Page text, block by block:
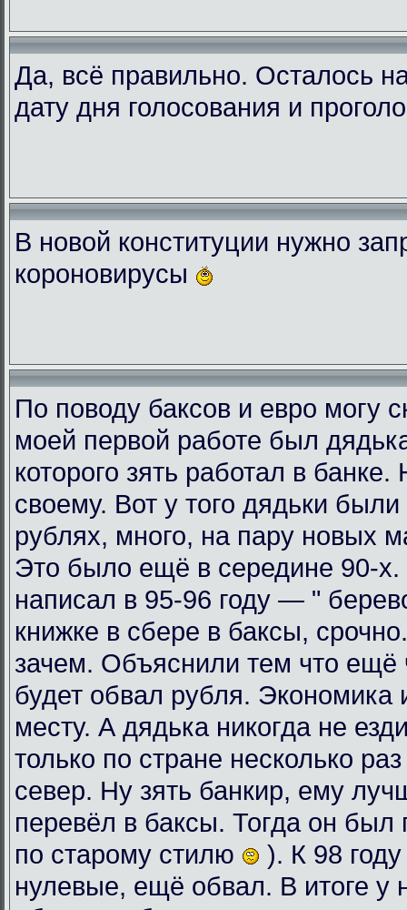
Да, всё правильно. Осталось
дату дня голосования и
В новой конституции нужно
короновирусы
По поводу баксов и евро могу
моей первой работе был
которого зять работал в
своему. Вот у того дядьки
рублях, много, на пару новых
Это было ещё в середине 90-х.
написал в 95-96 году — "
книжке в сбере в баксы,
зачем. Объяснили тем что ещё
будет обвал рубля. Экономика
месту. А дядька никогда не
только по стране несколько
север. Ну зять банкир, ему
перевёл в баксы. Тогда он был
по старому стилю
). К 98
нулевые, ещё обвал. В итоге у